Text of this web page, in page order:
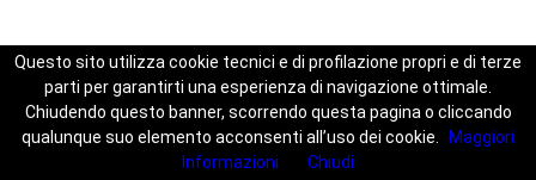
Home Privacy Contatti
Questo sito utilizza cookie tecnici e di profilazione propri e di terze
parti per garantirti una esperienza di navigazione ottimale.
Chiudendo questo banner, scorrendo questa pagina o cliccando
qualunque suo elemento acconsenti all’uso dei cookie.
Maggiori
Informazioni
Chiudi